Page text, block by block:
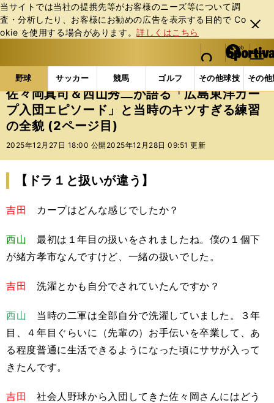
当サイトでは当社の提携先等がお客様のニーズ等について調
査・分析したり、お客様にお勧めの広告を表⽰する⽬的で Co
okie を使⽤する場合があります。詳しくはこちら
閉じ
る
web Sportiva (webスポルティーバ)
検索
マイペ
ー
ジ
メニュ
野球 サッカー 競馬 ゴルフ その他球技 その
b
ス
ポ
ル
テ
ー
バ
野球の記事一覧 プロ野球 佐々岡真司＆西山秀二が
佐々岡真司＆西山秀二が語る「広島東洋カー
プ入団エピソード」と当時のキツすぎる練習
の全貌 (2ページ目)
2025年12月27日 18:00 公開 2025年12月28日 09:51 更新
【ドラ１と扱いが違う】
吉田 カープはどんな感じでしたか？
西山 最初は１年目の扱いをされましたね。僕の１個下
が緒方孝市なんですけど、一緒の扱いでした。
吉田 洗濯とかも自分でされていたんですか？
西山 当時の二軍は全部自分で洗濯していました。３年
目、４年目ぐらいに（先輩の）お手伝いを卒業して、あ
る程度普通に生活できるようになった頃にササが入って
きたんです。
吉田
社会人野球から入団してきた佐々岡さんにはどう